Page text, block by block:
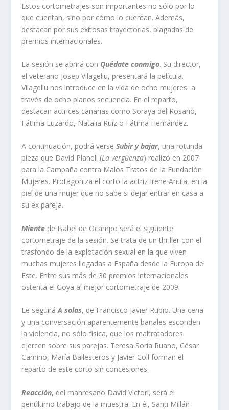
Estos cortometrajes son importantes no sólo por lo
que cuentan, sino por cómo lo cuentan. Además,
destacan por sus exitosas trayectorias, plagadas de
premios internacionales.
La sesión se abrirá con Quédate conmigo. Su director,
el veterano Josep Vilageliu, presentará la película.
Vilageliu nos introduce en la vida de ocho mujeres a
través de ocho planos secuencia. En el reparto,
destacan actrices canarias como Soraya del Rosario,
Fátima Luzardo, Natalia Ruiz o Fátima Hernández.
A continuación, podrá verse Subir y bajar, una rotunda
pieza que David Planell (La vergüenza) realizó en 2007
para la Campaña contra Malos Tratos de la Fundación
Mujeres. Protagoniza el corto la actriz Irene Anula, en la
piel de una mujer que no sabe si dejar entrar en casa a
su ex pareja.
Miente de Isabel de Ocampo será el siguiente
cortometraje de la sesión. Se trata de un thriller con el
trasfondo de la explotación sexual en la que viven
muchas mujeres llegadas a España desde la Europa del
Este. Entre sus más de 30 premios internacionales
ostenta el Goya al mejor cortometraje de 2009.
Le seguirá A solas, de Francisco Javier Rubio. Una cena
y una conversación aparentemente banales esconden
la violencia, no sólo física, que los maltratadores
ejercen sobre sus parejas. Teresa Soria Ruano, César
Camino, María Ballesteros y Javier Coll forman el
reparto de este corto sin concesiones.
Reacción, del manresano David Victori, será el
penúltimo trabajo de la muestra. En él, Santi Millán